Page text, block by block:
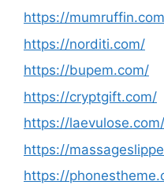
https://
https://norditi.com/
https://bupem.com/
https://cryptgift.com/
https://laevulose.com/
https://
https://